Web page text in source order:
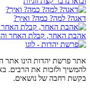
דאגה? למה? כמה? ואיך?
אהבת האחר, קבלת האחר
אתר פרשת יהדות הינו אתר
להמשיך ולזכות את הרבים.
בקשת רחבה של נושאים.